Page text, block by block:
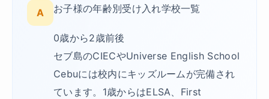
A お子様の年齢別受け入れ学校一覧
0歳から2歳前後
セブ島のCIECやUniverse English School
Cebuには校内にキッズルームが完備され
ています。1歳からはELSA、First